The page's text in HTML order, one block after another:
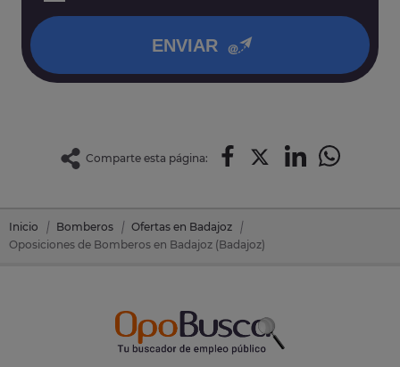
ENVIAR
Comparte esta página:
Inicio Bomberos
Ofertas en Badajoz
Oposiciones de Bomberos en Badajoz (Badajoz)